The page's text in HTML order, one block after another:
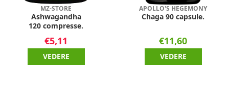
MZ-STORE
Ashwagandha
120 compresse.
€5,11
VEDERE
APOLLO'S HEGEMONY
Chaga 90 capsule.
€11,60
VEDERE